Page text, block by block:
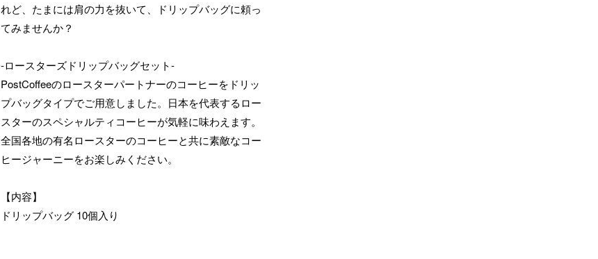
れど、たまには肩の力を抜いて、ドリップバッグに頼っ
てみませんか？
-ロースターズドリップバッグセット-
PostCoffeeのロースターパートナーのコーヒーをドリッ
プバッグタイプでご用意しました。日本を代表するロー
スターのスペシャルティコーヒーが気軽に味わえます。
全国各地の有名ロースターのコーヒーと共に素敵なコー
ヒージャーニーをお楽しみください。
【内容】
ドリップバッグ 10個入り